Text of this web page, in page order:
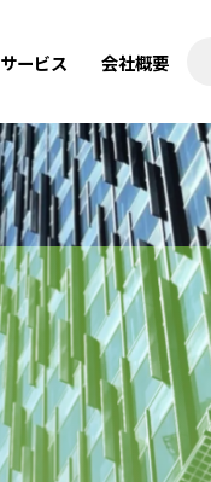
サービス 会社概要